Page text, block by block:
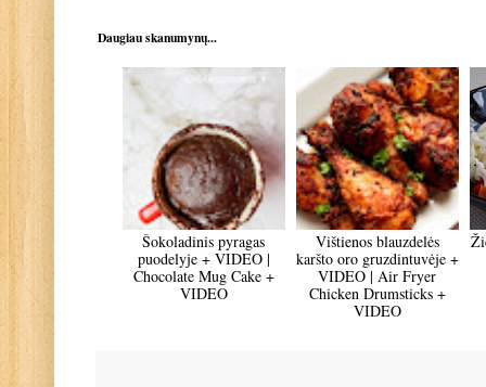
Daugiau skanumynų...
Šokoladinis pyragas
puodelyje + VIDEO |
Chocolate Mug Cake +
VIDEO
Vištienos blauzdelės
karšto oro gruzdintuvėje +
VIDEO | Air Fryer
Chicken Drumsticks +
VIDEO